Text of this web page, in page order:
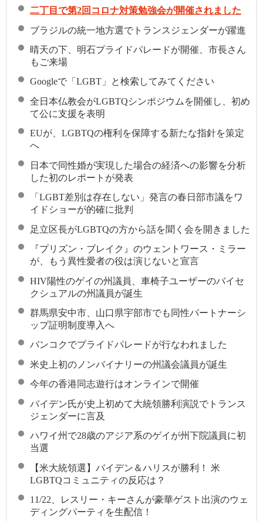
二丁目で第2回コロナ対策勉強会が開催されました
ブラジルの統一地方選でトランスジェンダーが躍進
晴天の下、明石プライドパレードが開催、市長さん
もご来場
Googleで「LGBT」と検索してみてください
全日本仏教会がLGBTQシンポジウムを開催し、初め
て公に支援を表明
EUが、LGBTQの権利を保障する新たな指針を策定
へ
日本で同性婚が実現した場合の経済への影響を分析
した初のレポートが発表
「LGBT差別は存在しない」発言の春日部市議をワ
イドショーが的確に批判
足立区長がLGBTQの方から話を聞く会を開きました
『プリズン・ブレイク』のウェントワース・ミラー
が、もう異性愛者の役は演じないと宣言
HIV陽性のゲイの州議員、車椅子ユーザーのバイセ
クシュアルの州議員が誕生
群馬県安中市、山口県宇部市でも同性パートナーシ
ップ証明制度導入へ
バンコクでプライドパレードが行なわれました
米史上初のノンバイナリーの州議会議員が誕生
今年の香港同志遊行はオンラインで開催
バイデン氏が史上初めて大統領勝利演説でトランス
ジェンダーに言及
ハワイ州で28歳のアジア系のゲイが州下院議員に初
当選
【米大統領選】バイデン＆ハリスが勝利！ 米
LGBTQコミュニティの反応は？
11/22、レスリー・キーさんが豪華ゲスト出演のウェ
ディングパーティを生配信！